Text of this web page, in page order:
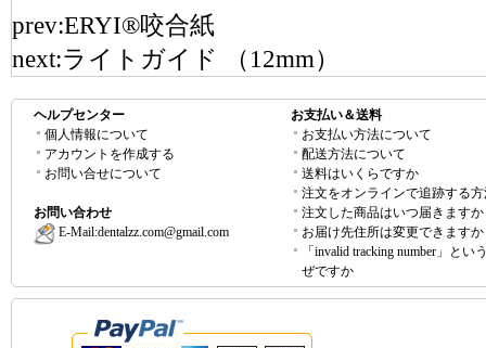
prev:ERYI®咬合紙
next:ライトガイド （12mm）
ヘルプセンター
個人情報について
アカウントを作成する
お問い合せについて
お問い合わせ
E-Mail:dentalzz.com@gmail.com
お支払い＆送料
お支払い方法について
配送方法について
送料はいくらですか
注文をオンラインで追跡する
注文した商品はいつ届きますか
お届け先住所は変更できますか
「invalid tracking number」とい
ぜですか